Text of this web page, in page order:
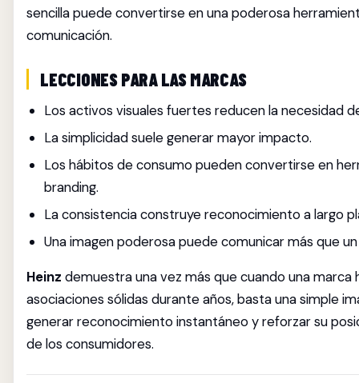
sencilla puede convertirse en una poderosa
comunicación.
LECCIONES PARA LAS MARCAS
Los activos visuales fuertes reducen la necesidad
La simplicidad suele generar mayor impacto.
Los hábitos de consumo pueden convertirse en
branding.
La consistencia construye reconocimiento a largo
Una imagen poderosa puede comunicar más que
Heinz demuestra una vez más que cuando una marca
asociaciones sólidas durante años, basta una simple
generar reconocimiento instantáneo y reforzar su
de los consumidores.